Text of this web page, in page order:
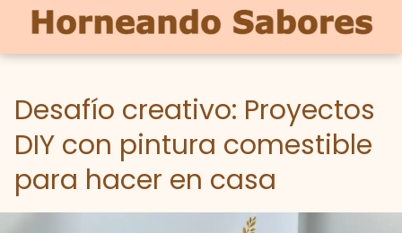
Desafío creativo: Proyectos
DIY con pintura comestible
para hacer en casa